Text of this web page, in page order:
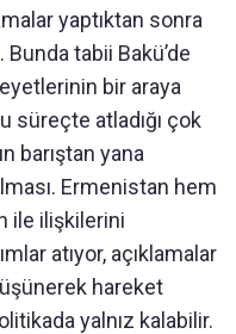
yaptıktan sonra
tabii Bakü’de
bir araya
süreçte atladığı çok
barıştan yana
Ermenistan hem
ile ilişkilerini
atıyor, açıklamalar
hareket
yalnız kalabilir.